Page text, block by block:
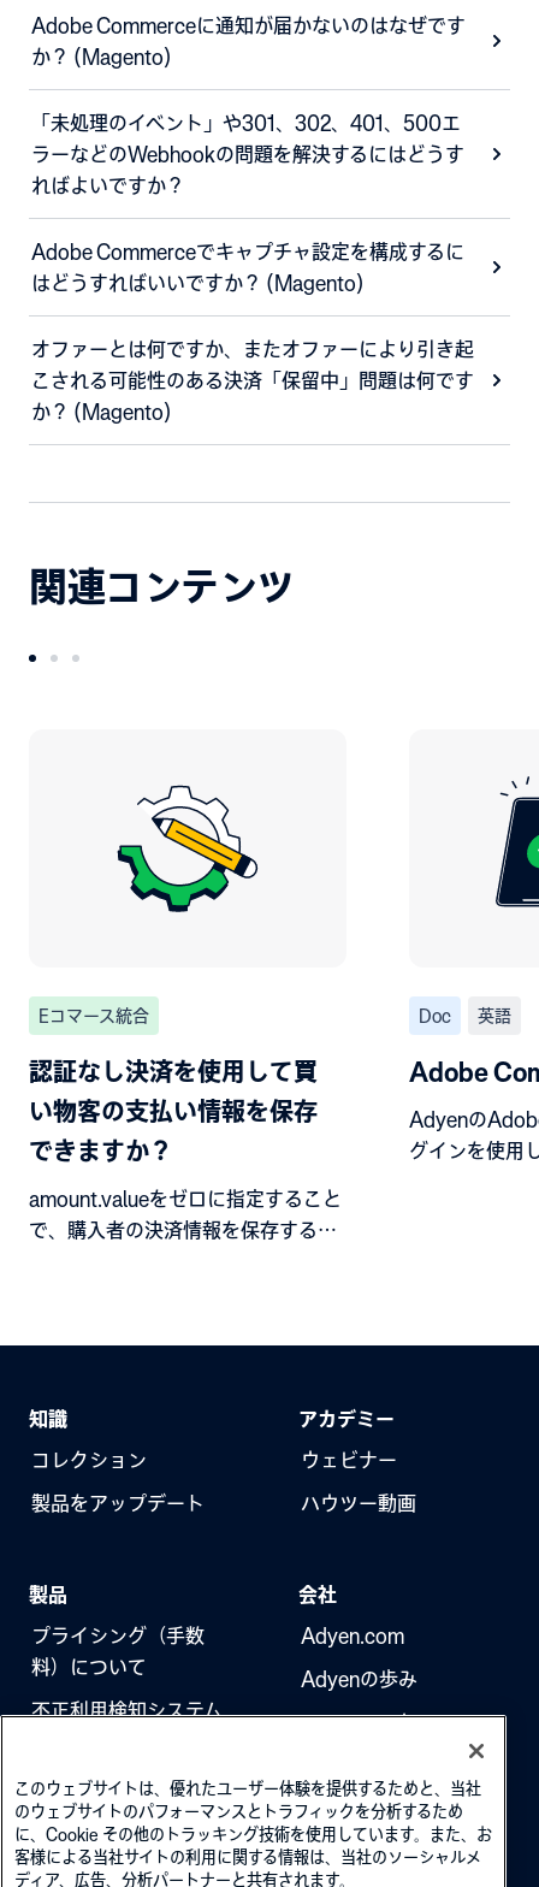
Adobe Commerceに通知が届かないのはなぜです
か？ (Magento)
「未処理のイベント」や301、302、401、500エ
ラーなどのWebhookの問題を解決するにはどうす
ればよいですか？
Adobe Commerceでキャプチャ設定を構成するに
はどうすればいいですか？ (Magento)
オファーとは何ですか、またオファーにより引き起
こされる可能性のある決済「保留中」問題は何です
か？ (Magento)
関連コンテンツ
Eコマース統合
認証なし決済を使用して買
い物客の支払い情報を保存
できますか？
amount.valueをゼロに指定すること
で、購入者の決済情報を保存するこ
Doc 英語
Adobe
Adyenの
グインを使用
知識
コレクション
製品をアップデート
アカデミー
ウェビナー
ハウツー動画
製品
プライシング（手数
料）について
不正利用検知システム
証）
会社
Adyen.com
Adyenの歩み
ニュースレター
このウェブサイトは、優れたユーザー体験を提供するためと、当社
のウェブサイトのパフォーマンスとトラフィックを分析するため
に、Cookie その他のトラッキング技術を使用しています。また、お
客様による当社サイトの利用に関する情報は、当社のソーシャルメ
ディア、広告、分析パートナーと共有されます。